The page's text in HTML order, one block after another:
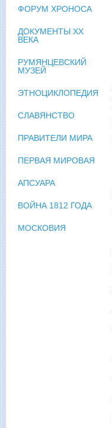
ФОРУМ ХРОНОСА
ДОКУМЕНТЫ XX
ВЕКА
РУМЯНЦЕВСКИЙ
МУЗЕЙ
ЭТНОЦИКЛОПЕДИЯ
СЛАВЯНСТВО
ПРАВИТЕЛИ МИРА
ПЕРВАЯ МИРОВАЯ
АПСУАРА
ВОЙНА 1812 ГОДА
МОСКОВИЯ